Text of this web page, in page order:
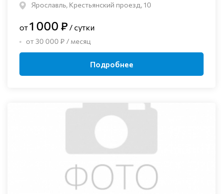
Ярославль, Крестьянский проезд, 10
от1 000 ₽ / сутки
от 30 000 ₽ / месяц
Подробнее